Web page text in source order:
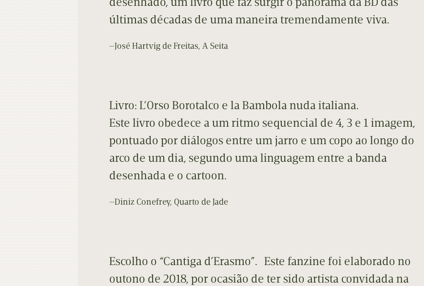
últimas décadas de uma maneira tremendamente viva.
—José Hartvig de Freitas, A Seita
Livro: L’Orso Borotalco e la Bambola nuda italiana.
Este livro obedece a um ritmo sequencial de 4, 3 e 1 imagem,
pontuado por diálogos entre um jarro e um copo ao longo do
arco de um dia, segundo uma linguagem entre a banda
desenhada e o cartoon.
—Diniz Conefrey, Quarto de Jade
Escolho o “Cantiga d’Erasmo”. Este fanzine foi elaborado no
outono de 2018, por ocasião de ter sido artista convidada na